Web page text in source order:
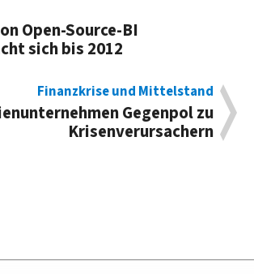
Open-Source-BI
sich bis 2012
Finanzkrise und Mittelstand
Gegenpol zu
Krisenverursachern